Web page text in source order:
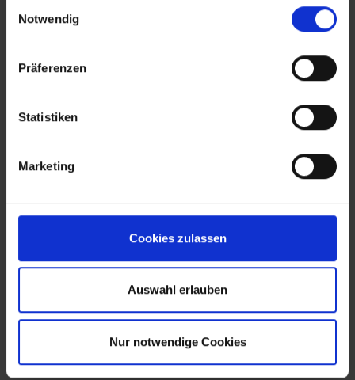
Notwendig
Präferenzen
Statistiken
Marketing
Cookies zulassen
Auswahl erlauben
Nur notwendige Cookies
hinterlegt.
Diese Komponente beinhaltet praxiserprobte mobile
Staplerdialoge zur Abarbeitung der anfallenden
papierlose Bearbeitung von Fahraufträgen oder die
unmittelbare Rückmeldung von Transportressourcen
TSS-Leitstand
Als dritte Komponente ermöglicht der TSS-Leitstand die
Verwalten Sie zuverlässig Ziel und Zustand (leer/voll,
Entladung/Beladung) Ihrer Auflieger. Nutzen Sie diese
Funktionen zur Planung des innerbetrieblichen
Werkverkehrs und weisen Sie einzelnen Sattel-Aufliegern
haben Sie zu jeder Zeit einen umfassenden Überblick